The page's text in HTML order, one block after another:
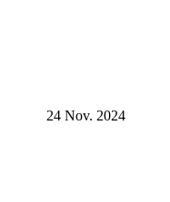
24 Nov. 2024